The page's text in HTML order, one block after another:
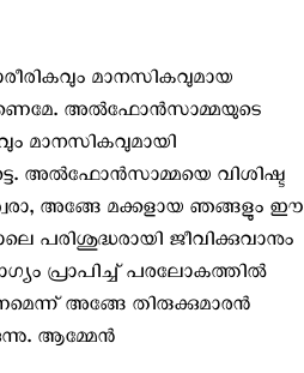
മാനസികവുമായ
അല്‍ഫോന്‍സാമ്മയുടെ
മാനസികവുമായി
അല്‍ഫോന്‍സാമ്മയെ വിശിഷ്ട
അങ്ങേ മക്കളായ ഞങ്ങളും ഈ
പരിശുദ്ധരായി ജീവിക്കുവാനും
പ്രാപിച്ച് പരലോകത്തില്‍
അങ്ങേ തിരുക്കുമാരന്‍
ആമ്മേന്‍